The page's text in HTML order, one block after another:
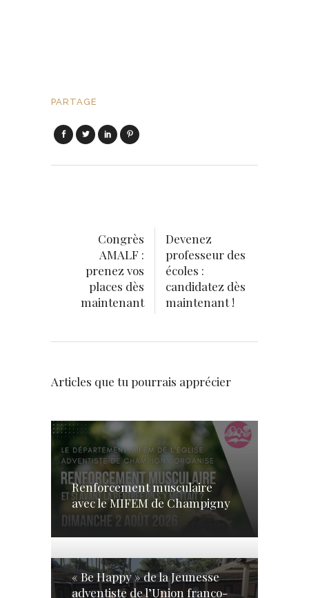
PARTAGE
Congrès
AMALF :
prenez vos
places dès
maintenant
Devenez
professeur des
écoles :
candidatez dès
maintenant !
Articles que tu pourrais apprécier
Renforcement musculaire
avec le MIFEM de Champigny
« Be Happy » de la Jeunesse
adventiste de l’Union franco-